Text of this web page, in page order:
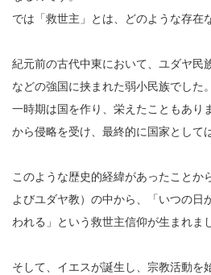
では「救世主」とは、どのような存在
紀元前の古代中東において、ユダヤ民
などの強国に挟まれた弱小民族でした。
一時期は国を作り、栄えたこともあり
から侵略を受け、最終的に国家として
このような歴史的経緯があったことか
よびユダヤ教）の中から、「いつの日
われる」という救世主信仰が生まれま
そして、イエスが誕生し、宗教活動を